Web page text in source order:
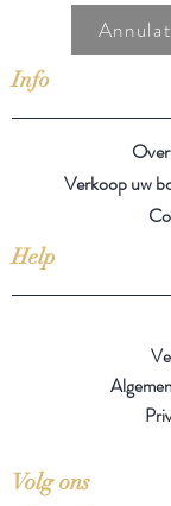
Info
Verkoop uw
Help
Volg ons